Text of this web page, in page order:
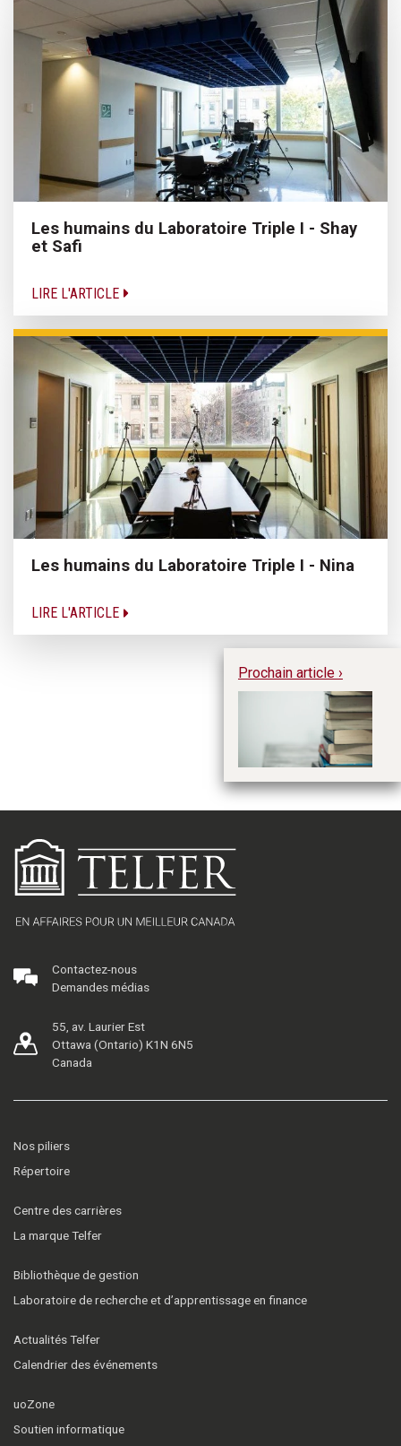
Les humains du Laboratoire Triple I - Shay
et Safi
LIRE L'ARTICLE
Les humains du Laboratoire Triple I - Nina
LIRE L'ARTICLE
Prochain article ›
Contactez-nous
Demandes médias
55, av. Laurier Est
Ottawa (Ontario) K1N 6N5
Canada
Nos piliers
Répertoire
Centre des carrières
La marque Telfer
Bibliothèque de gestion
Laboratoire de recherche et d’apprentissage en finance
Actualités Telfer
Calendrier des événements
uoZone
Soutien informatique